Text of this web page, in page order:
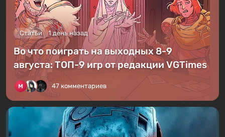
Статьи 1 день назад
Во что поиграть на выходных 8-9
августа: ТОП-9 игр от редакции VGTimes
47 комментариев